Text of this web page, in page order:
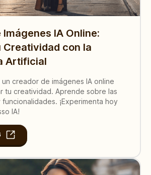
IA Online:
Creatividad con la
Artificial
creador de imágenes IA online
tu creatividad. Aprende sobre las
¡Experimenta hoy
IA!